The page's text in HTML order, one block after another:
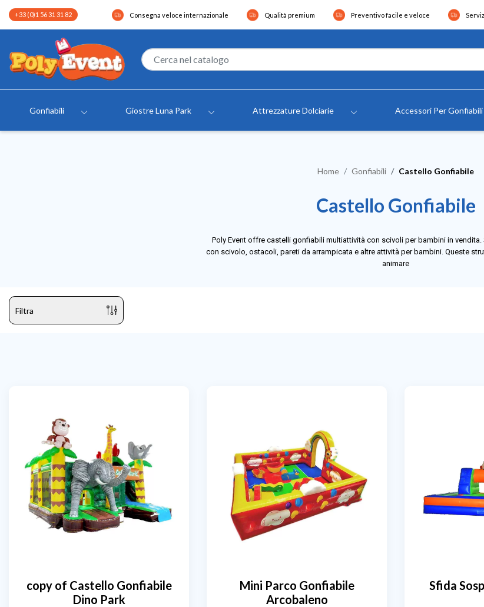
+33 (0)1 56 31 31 82 Consegna veloce internazionale Qualità premium Preventivo facile e veloce
Gonfiabili Giostre Luna Park Attrezzature Dolciarie Accessori Per Gonfiabili
Home Gonfiabili Castello Gonfiabile
Castello Gonfiabile
Poly Event offre castelli gonfiabili multiattività con scivoli per bambini in
con scivolo, ostacoli, pareti da arrampicata e altre attività per bambini. Queste
animare
Filtra
copy of Castello Gonfiabile
Dino Park
Mini Parco Gonfiabile
Arcobaleno
Sfida